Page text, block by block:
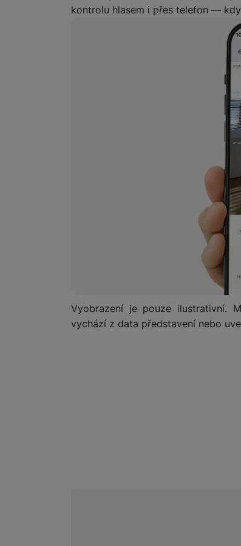
Marketingové
na našich
kontrolu hlasem i přes telefon —
Vyobrazení je pouze ilustrativní.
vychází z data představení nebo